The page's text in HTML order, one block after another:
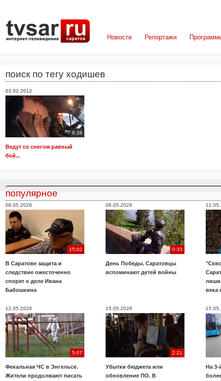
Новости Репортажи
поиск по тегу ходишев
03.02.2012
6:38
Ведут со снегом равный
бой...
популярное
08.05.2026
15:02
В Саратове защита и
следствие ожесточенно
спорят о деле Ивана
Бабошкина
08.05.2026
0:33
День Победы. Саратовцы
вспоминают детей войны
века
12.05.2026
5:07
Фекальная ЧС в Энгельсе.
Жители продолжают писать
15.05.2026
2:21
Убытки бюджета или
обновление ПО. В
На 3-